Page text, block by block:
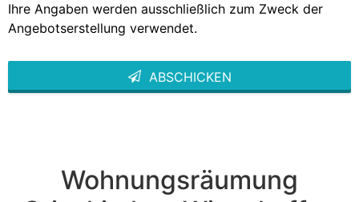
Ihre Angaben werden ausschließlich zum Zweck der
Angebotserstellung verwendet.
ABSCHICKEN
Wohnungsräumung